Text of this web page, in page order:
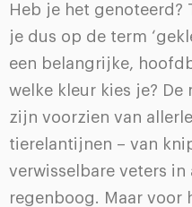
Heb je het genoteerd?
je dus op de term
een belangrijke,
welke kleur kies je? De
zijn voorzien van
tierelantijnen – van
verwisselbare veters in
regenboog. Maar voor